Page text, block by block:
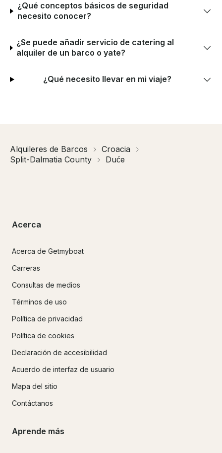
¿Qué conceptos básicos de seguridad
necesito conocer?
¿Se puede añadir servicio de catering al
alquiler de un barco o yate?
¿Qué necesito llevar en mi viaje?
Alquileres de Barcos
Croacia
Split-Dalmatia County
Duće
Acerca
Acerca de Getmyboat
Carreras
Consultas de medios
Términos de uso
Política de privacidad
Política de cookies
Declaración de accesibilidad
Acuerdo de interfaz de usuario
Mapa del sitio
Contáctanos
Aprende más